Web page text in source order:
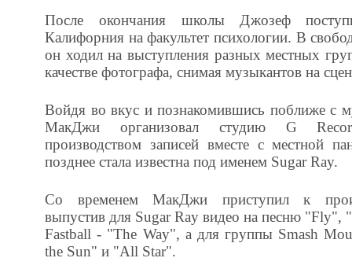
После окончания школы Джозеф
Калифорния на факультет психологии. В
он ходил на выступления разных местных
качестве фотографа, снимая музыкантов на
Войдя во вкус и познакомившись поближе с
МакДжи организовал студию G
производством записей вместе с местной
позднее стала известна под именем Sugar Ray.
Со временем МакДжи приступил к
выпустив для Sugar Ray видео на песню
Fastball - "The Way", а для группы Smash
the Sun" и "All Star".